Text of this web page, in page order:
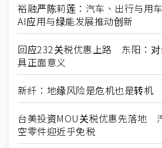
裕融严陈莉莲：汽车、出行与用
AI应用与绿能发展推动创新
回应232关税优惠上路 东阳：对
具正面意义
新纤：地缘风险是危机也是转机
台美投资MOU关税优惠先落地
空零件迎近乎免税